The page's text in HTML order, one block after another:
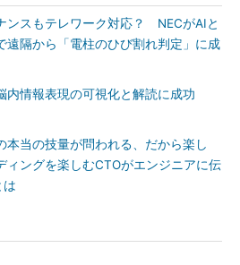
ンスもテレワーク対応？ NECがAIと
遠隔から「電柱のひび割れ判定」に成
内情報表現の可視化と解読に成功
本当の技量が問われる、だから楽し
ングを楽しむCTOがエンジニアに伝
は